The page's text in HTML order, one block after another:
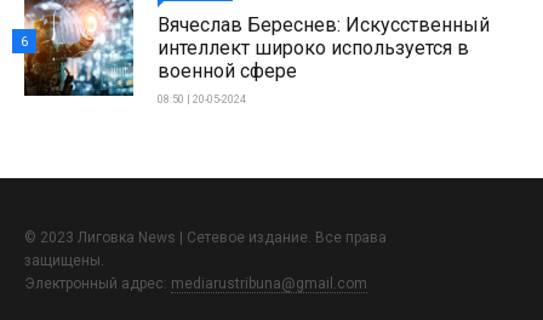
Вячеслав Береснев: Искусственный
интеллект широко используется в
военной сфере
08:50 | 20-05-2024
6
© 2023 Лиговка News | Сетевое издание. Все права
защищены.
Электронный адрес: mediarustribuna@gmail.com